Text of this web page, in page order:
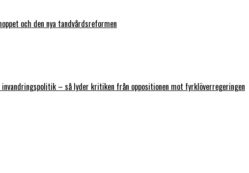
och den nya tandvårdsreformen
– så lyder kritiken från oppositionen mot fyrklöverregeringen